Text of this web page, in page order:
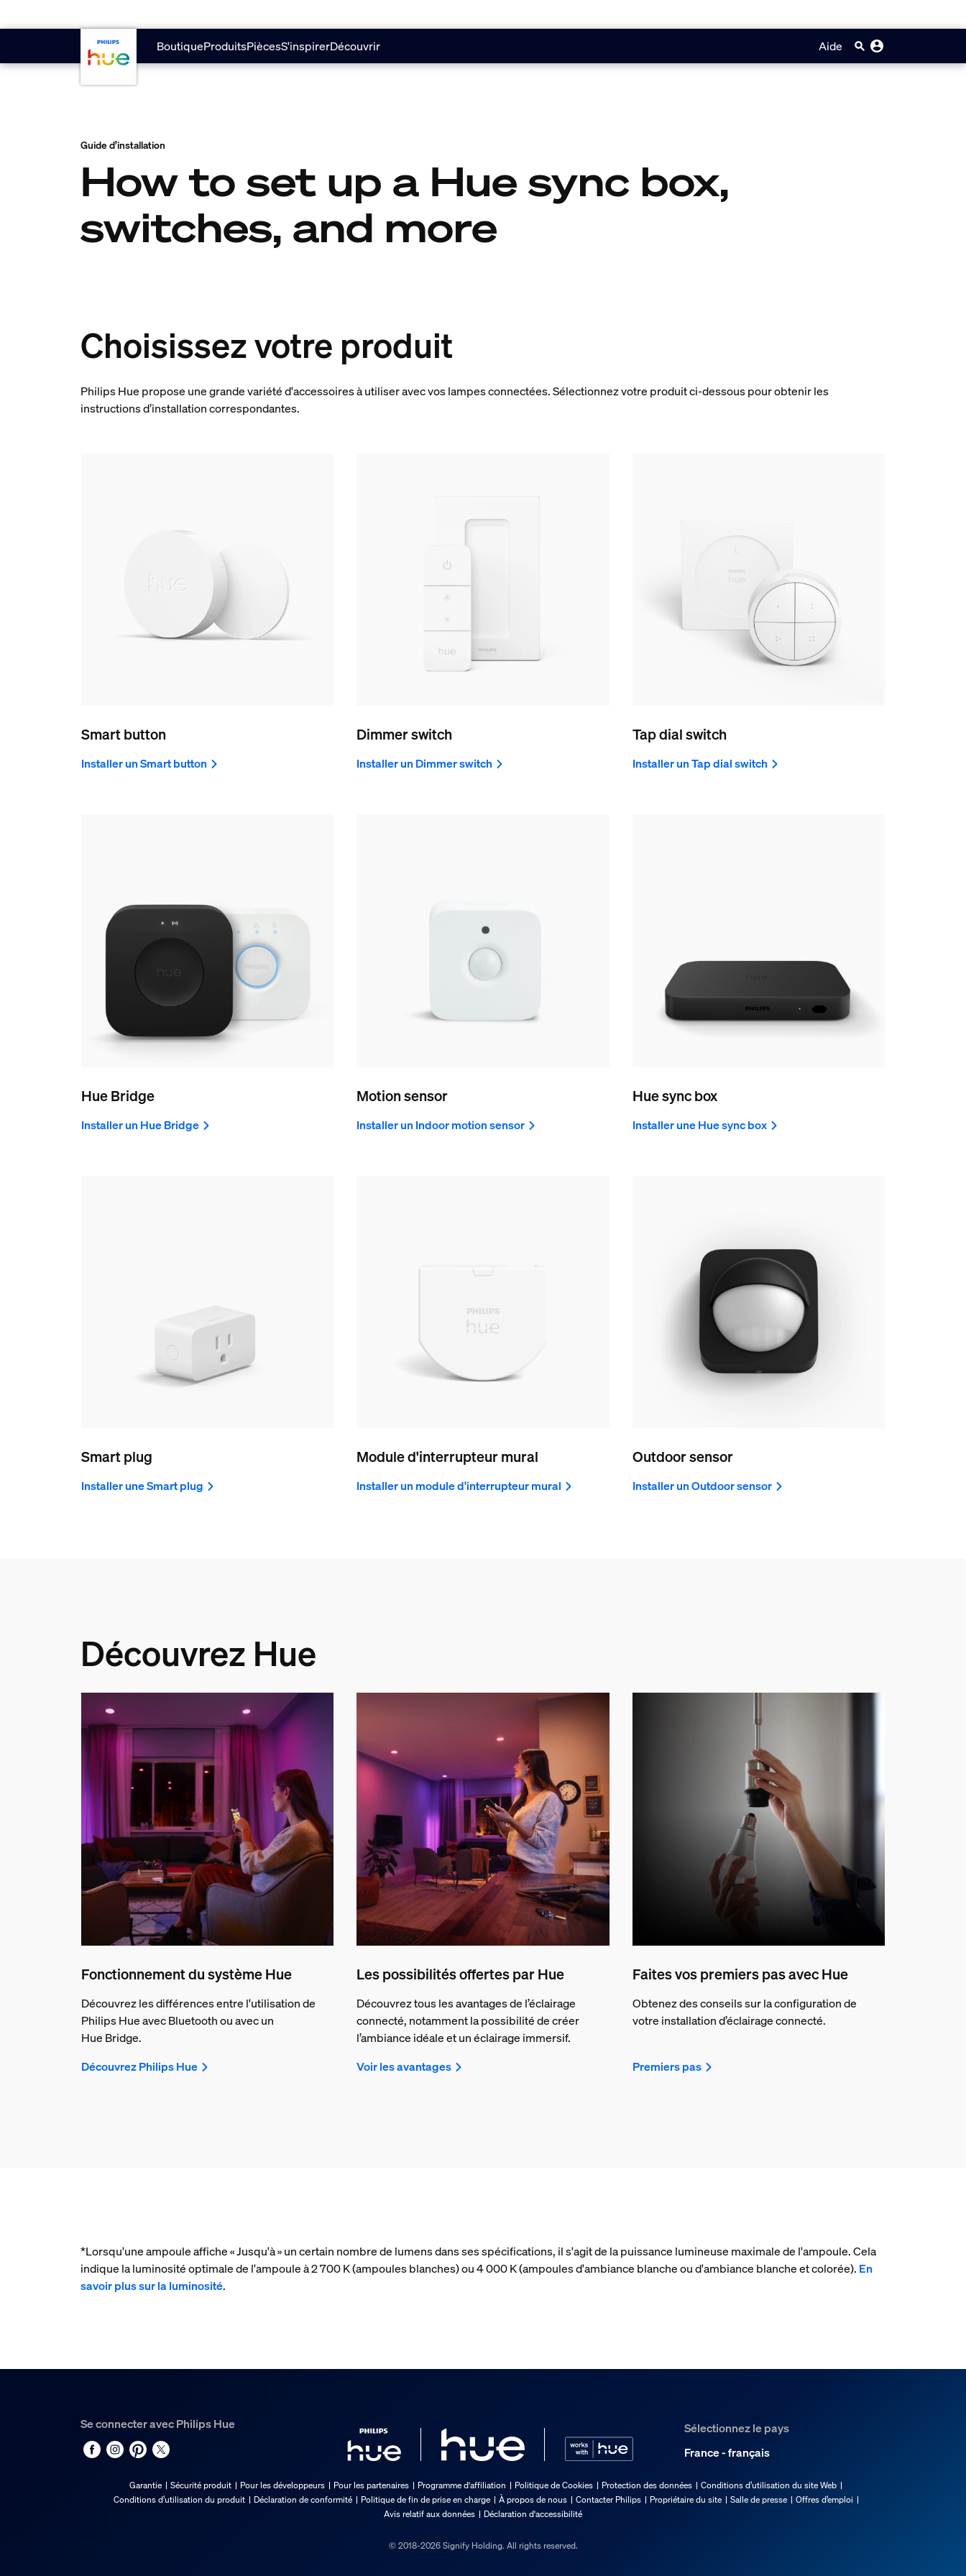
BoutiqueProduitsPiècesS'inspirerDécouvrir Aide
Guide d’installation
How to set up a Hue sync box,
switches, and more
Choisissez votre produit
Philips Hue propose une grande variété d'accessoires à utiliser avec vos lampes connectées. Sélectionnez votre produit ci-dessous pour obtenir les
instructions d’installation correspondantes.
Smart button
Installer un Smart button
Dimmer switch
Installer un Dimmer switch
Tap dial switch
Installer un Tap dial switch
Hue Bridge
Installer un Hue Bridge
Motion sensor
Installer un Indoor motion sensor
Hue sync box
Installer une Hue sync box
Smart plug
Installer une Smart plug
Module d'interrupteur mural
Installer un module d'interrupteur mural
Outdoor sensor
Installer un Outdoor sensor
Découvrez Hue
Fonctionnement du système Hue
Découvrez les différences entre l'utilisation de
Philips Hue avec Bluetooth ou avec un
Hue Bridge.
Découvrez Philips Hue
Les possibilités offertes par Hue
Découvrez tous les avantages de l’éclairage
connecté, notamment la possibilité de créer
l’ambiance idéale et un éclairage immersif.
Voir les avantages
Faites vos premiers pas avec Hue
Obtenez des conseils sur la configuration de
votre installation d’éclairage connecté.
Premiers pas
*Lorsqu'une ampoule affiche « Jusqu'à » un certain nombre de lumens dans ses spécifications, il s'agit de la puissance lumineuse maximale de l'ampoule. Cela
indique la luminosité optimale de l'ampoule à 2 700 K (ampoules blanches) ou 4 000 K (ampoules d'ambiance blanche ou d'ambiance blanche et colorée). En
savoir plus sur la luminosité.
Se connecter avec Philips Hue
Sélectionnez le pays
France - français
Garantie Sécurité produit Pour les développeurs Pour les partenaires Programme d'affiliation Politique de Cookies Protection des données
Conditions d’utilisation du site Web
Conditions d’utilisation du produit
Déclaration de conformité Politique de fin de prise en charge À propos de nous Contacter Philips Propriétaire du site Salle de presse
Offres d’emploi
Avis relatif aux données
Déclaration d'accessibilité
© 2018-2026 Signify Holding. All rights reserved.